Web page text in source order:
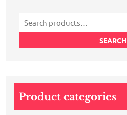
Search
for:
SEARCH
Product categories